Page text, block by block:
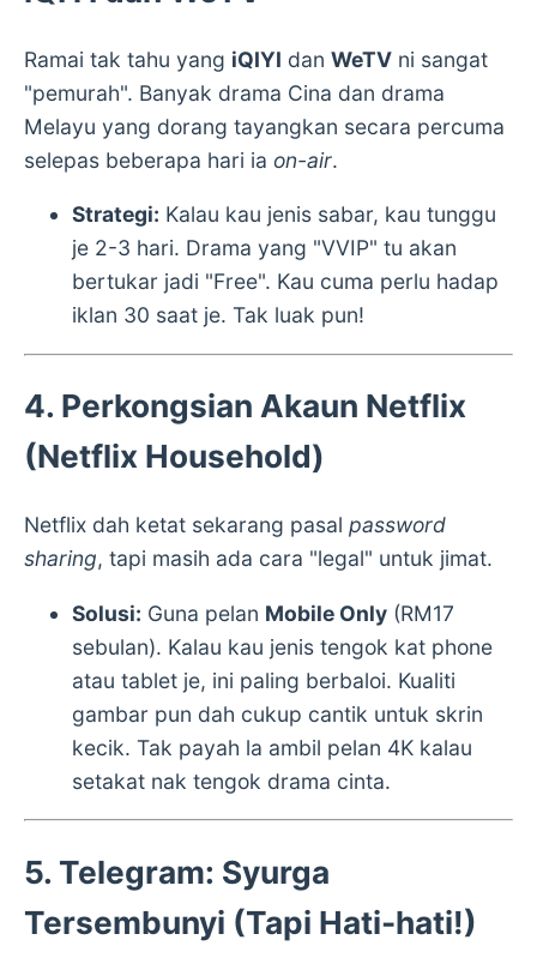
Ramai tak tahu yang iQIYI dan WeTV ni sangat
"pemurah". Banyak drama Cina dan drama
Melayu yang dorang tayangkan secara percuma
selepas beberapa hari ia on-air.
Strategi: Kalau kau jenis sabar, kau tunggu
je 2-3 hari. Drama yang "VVIP" tu akan
bertukar jadi "Free". Kau cuma perlu hadap
iklan 30 saat je. Tak luak pun!
4. Perkongsian Akaun Netflix
(Netflix Household)
Netflix dah ketat sekarang pasal password
sharing, tapi masih ada cara "legal" untuk jimat.
Solusi: Guna pelan Mobile Only (RM17
sebulan). Kalau kau jenis tengok kat phone
atau tablet je, ini paling berbaloi. Kualiti
gambar pun dah cukup cantik untuk skrin
kecik. Tak payah la ambil pelan 4K kalau
setakat nak tengok drama cinta.
5. Telegram: Syurga
Tersembunyi (Tapi Hati-hati!)